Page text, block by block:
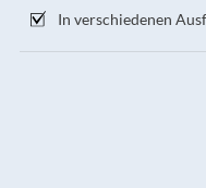
In verschiedenen